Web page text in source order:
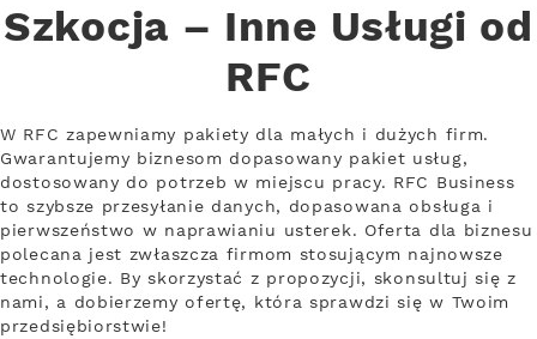
Szkocja – Inne Usługi od
RFC
W RFC zapewniamy pakiety dla małych i dużych firm.
Gwarantujemy biznesom dopasowany pakiet usług,
dostosowany do potrzeb w miejscu pracy. RFC Business
to szybsze przesyłanie danych, dopasowana obsługa i
pierwszeństwo w naprawianiu usterek. Oferta dla biznesu
polecana jest zwłaszcza firmom stosującym najnowsze
technologie. By skorzystać z propozycji, skonsultuj się z
nami, a dobierzemy ofertę, która sprawdzi się w Twoim
przedsiębiorstwie!